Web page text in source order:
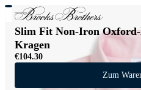
Neue Artikel im Sale |
Slim Fit Non-Iron
Kragen
€104.30
Zum